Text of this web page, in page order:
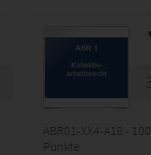
ABR01-XX4-A18 - 100
Punkte